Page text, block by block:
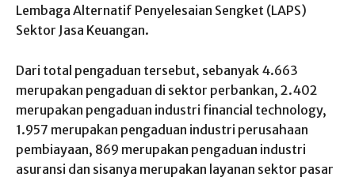
Lembaga Alternatif Penyelesaian Sengket (LAPS)
Sektor Jasa Keuangan.
Dari total pengaduan tersebut, sebanyak 4.663
merupakan pengaduan di sektor perbankan, 2.402
merupakan pengaduan industri financial technology,
1.957 merupakan pengaduan industri perusahaan
pembiayaan, 869 merupakan pengaduan industri
asuransi dan sisanya merupakan layanan sektor pasar